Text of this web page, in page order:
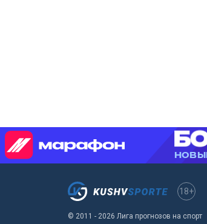
18+
© 2011 - 2026 Лига прогнозов на спорт